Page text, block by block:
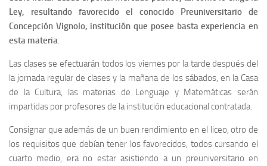
Ley, resultando favorecido el conocido Preuniversitario de
Concepción Vignolo, institución que posee basta experiencia en
esta materia.
Las clases se efectuarán todos los viernes por la tarde después del
la jornada regular de clases y la mañana de los sábados, en la Casa
de la Cultura, las materias de Lenguaje y Matemáticas serán
impartidas por profesores de la institución educacional contratada.
Consignar que además de un buen rendimiento en el liceo, otro de
los requisitos que debían tener los favorecidos, todos cursando el
cuarto medio, era no estar asistiendo a un preuniversitario en